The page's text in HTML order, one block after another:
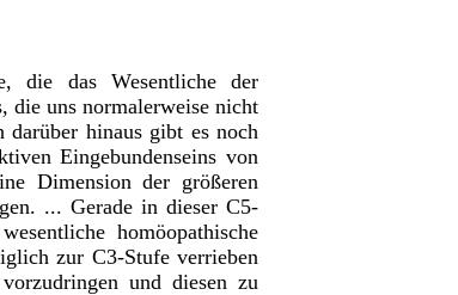
die das Wesentliche der
die uns normalerweise nicht
hinaus gibt es noch
Eingebundenseins von
Dimension der größeren
... Gerade in dieser C5-
homöopathische
zur C3-Stufe verrieben
und diesen zu